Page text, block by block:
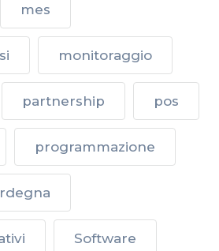
mes
monitoraggio
partnership pos
programmazione
Software